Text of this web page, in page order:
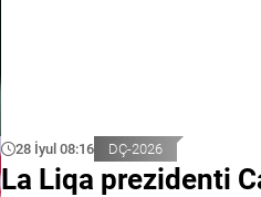
28 İyul 08:16 DÇ-2026
La Liqa prezidenti